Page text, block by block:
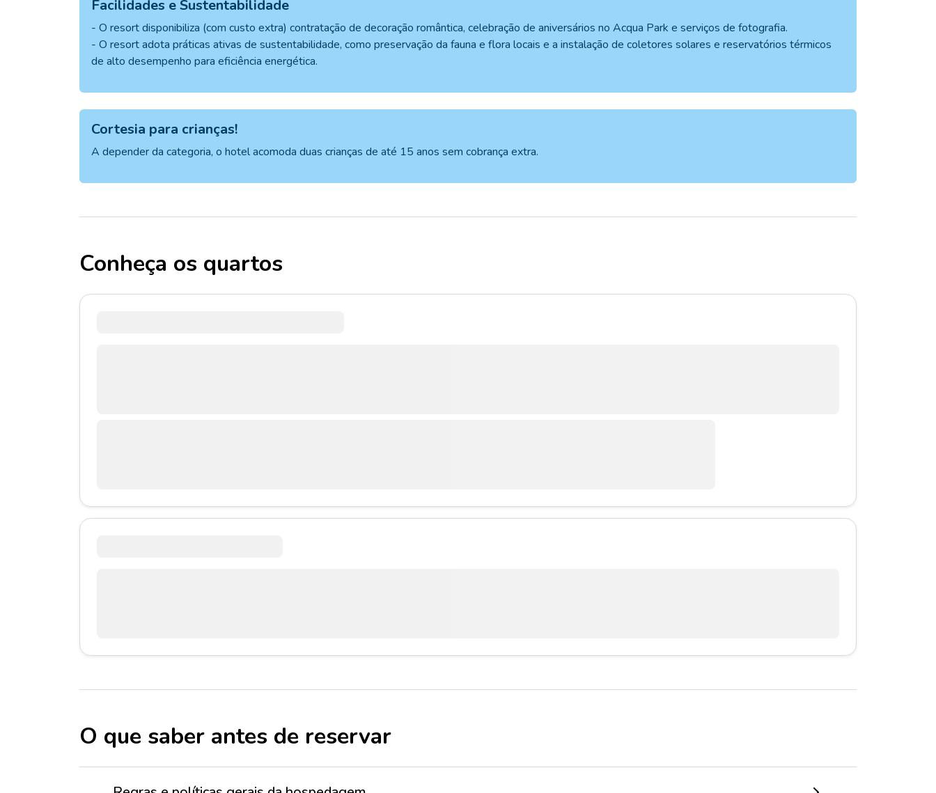
Facilidades e Sustentabilidade
- O resort disponibiliza (com custo extra) contratação de decoração romântica, celebração de aniversários no Acqua Park e serviços de fotografia.
- O resort adota práticas ativas de sustentabilidade, como preservação da fauna e flora locais e a instalação de coletores solares e reservatórios térmicos
de alto desempenho para eficiência energética.
Cortesia para crianças!
A depender da categoria, o hotel acomoda duas crianças de até 15 anos sem cobrança extra.
Conheça os quartos
O que saber antes de reservar